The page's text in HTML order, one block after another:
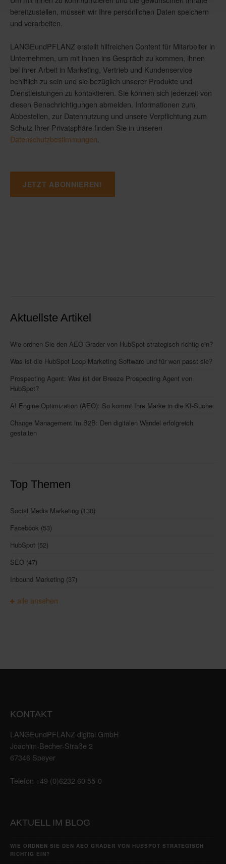
bereitzustellen, müssen wir Ihre persönlichen Daten speichern
und verarbeiten.
LANGEundPFLANZ erstellt hilfreichen Content für Mitarbeiter in
Unternehmen, um mit ihnen ins Gespräch zu kommen, ihnen
bei ihrer Arbeit in Marketing, Vertrieb und Kundenservice
behilflich zu sein und sie bezüglich unserer Produkte und
Dienstleistungen zu kontaktieren. Sie können sich jederzeit von
diesen Benachrichtigungen abmelden. Informationen zum
Abbestellen, zur Datennutzung und unsere Verpflichtung zum
Schutz Ihrer Privatsphäre finden Sie in unseren
Datenschutzbestimmungen.
Aktuellste Artikel
Wie ordnen Sie den AEO Grader von HubSpot strategisch richtig ein?
Was ist die HubSpot Loop Marketing Software und für wen passt sie?
Prospecting Agent: Was ist der Breeze Prospecting Agent von
HubSpot?
AI Engine Optimization (AEO): So kommt Ihre Marke in die KI-Suche
Change Management im B2B: Den digitalen Wandel erfolgreich
gestalten
Top Themen
Social Media Marketing (130)
Facebook (53)
HubSpot (52)
SEO (47)
Inbound Marketing (37)
alle ansehen
KONTAKT
LANGEundPFLANZ digital GmbH
Joachim-Becher-Straße 2
67346 Speyer
Telefon +49 (0)6232 60 55-0
AKTUELL IM BLOG
WIE ORDNEN SIE DEN AEO GRADER VON HUBSPOT STRATEGISCH
RICHTIG EIN?